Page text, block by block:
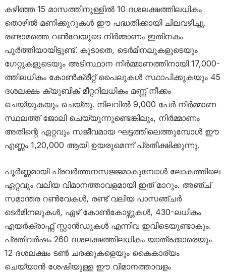
കഴിഞ്ഞ 15 മാസത്തിനുള്ളിൽ 10 ദശലക്ഷത്തിലധികം
തൊഴിൽ മണിക്കൂറുകൾ ഈ പദ്ധതിക്കായി ചിലവഴിച്ചു.
രണ്ടാമത്തെ റൺവേയുടെ നിർമ്മാണം ഇതിനകം
പൂർത്തിയായിട്ടുണ്ട്. കൂടാതെ, ടെർമിനലുകളുടെയും
ഗേറ്റുകളുടെയും അടിസ്ഥാന നിർമ്മാണത്തിനായി 17,000-
ത്തിലധികം കോൺക്രീറ്റ് പൈലുകൾ സ്ഥാപിക്കുകയും 45
ദശലക്ഷം ക്യുബിക് മീറ്ററിലധികം മണ്ണ് നീക്കം
ചെയ്യുകയും ചെയ്തു. നിലവിൽ 9,000 പേർ നിർമ്മാണ
സ്ഥലത്ത് ജോലി ചെയ്യുന്നുണ്ടെങ്കിലും, നിർമ്മാണം
അതിന്റെ ഏറ്റവും സജീവമായ ഘട്ടത്തിലെത്തുമ്പോൾ ഈ
എണ്ണം 1,20,000 ആയി ഉയരുമെന്ന് പ്രതീക്ഷിക്കുന്നു.
പൂർണ്ണമായി പ്രവർത്തനസജ്ജമാകുമ്പോൾ ലോകത്തിലെ
ഏറ്റവും വലിയ വിമാനത്താവളമായി ഇത് മാറും. അഞ്ച്
സമാന്തര റൺവേകൾ, രണ്ട് വലിയ പാസഞ്ചർ
ടെർമിനലുകൾ, ഏഴ് കോൺകോഴ്സുകൾ, 430-ലധികം
എയർക്രാഫ്റ്റ് സ്റ്റാൻഡുകൾ എന്നിവ ഇവിടെയുണ്ടാകും.
പ്രതിവർഷം 260 ദശലക്ഷത്തിലധികം യാത്രക്കാരെയും
12 ദശലക്ഷം ടൺ ചരക്കുകളെയും കൈകാര്യം
ചെയ്യാൻ ശേഷിയുള്ള ഈ വിമാനത്താവളം